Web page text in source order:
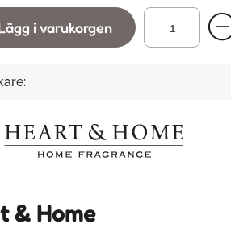
i varukorgen
& Home